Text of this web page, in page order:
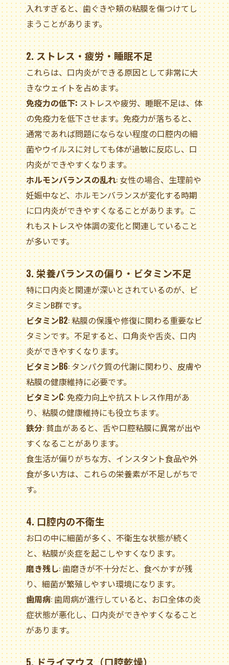
入れすぎると、歯ぐきや頬の粘膜を傷つけてし
まうことがあります。
2. ストレス・疲労・睡眠不足
これらは、口内炎ができる原因として非常に大
きなウェイトを占めます。
免疫力の低下: ストレスや疲労、睡眠不足は、体
の免疫力を低下させます。免疫力が落ちると、
通常であれば問題にならない程度の口腔内の細
菌やウイルスに対しても体が過敏に反応し、口
内炎ができやすくなります。
ホルモンバランスの乱れ: 女性の場合、生理前や
妊娠中など、ホルモンバランスが変化する時期
に口内炎ができやすくなることがあります。こ
れもストレスや体調の変化と関連していること
が多いです。
3. 栄養バランスの偏り・ビタミン不足
特に口内炎と関連が深いとされているのが、ビ
タミンB群です。
ビタミンB2: 粘膜の保護や修復に関わる重要なビ
タミンです。不足すると、口角炎や舌炎、口内
炎ができやすくなります。
ビタミンB6: タンパク質の代謝に関わり、皮膚や
粘膜の健康維持に必要です。
ビタミンC: 免疫力向上や抗ストレス作用があ
り、粘膜の健康維持にも役立ちます。
鉄分: 貧血があると、舌や口腔粘膜に異常が出や
すくなることがあります。
食生活が偏りがちな方、インスタント食品や外
食が多い方は、これらの栄養素が不足しがちで
す。
4. 口腔内の不衛生
お口の中に細菌が多く、不衛生な状態が続く
と、粘膜が炎症を起こしやすくなります。
磨き残し: 歯磨きが不十分だと、食べかすが残
り、細菌が繁殖しやすい環境になります。
歯周病: 歯周病が進行していると、お口全体の炎
症状態が悪化し、口内炎ができやすくなること
があります。
5. ドライマウス（口腔乾燥）